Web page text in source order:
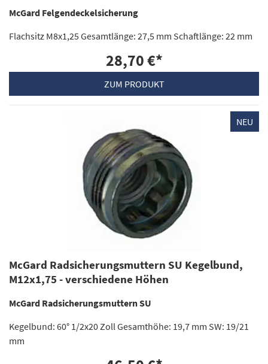
McGard Felgendeckelsicherung
Flachsitz M8x1,25 Gesamtlänge: 27,5 mm Schaftlänge: 22 mm
28,70 €*
ZUM PRODUKT
NEU
McGard Radsicherungsmuttern SU Kegelbund,
M12x1,75 - verschiedene Höhen
McGard Radsicherungsmuttern SU
Kegelbund: 60° 1/2x20 Zoll Gesamthöhe: 19,7 mm SW: 19/21
mm